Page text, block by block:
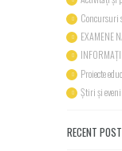
Concursuri
EXAMENE
INFORMAȚII
Proiecte
Știri și
RECENT POST